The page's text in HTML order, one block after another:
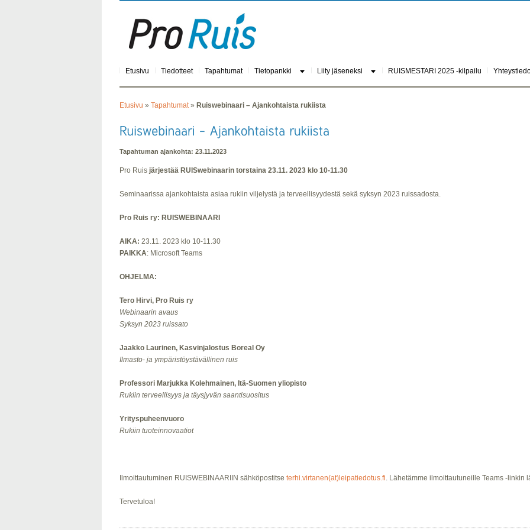
Etusivu Tiedotteet Tapahtumat Tietopankki Liity jäseneksi RUISMESTARI 2025 -kilpailu
Etusivu » Tapahtumat» Ruiswebinaari – Ajankohtaista rukiista
Tapahtuman ajankohta: 23.11.2023
Pro Ruis järjestää RUISwebinaarin torstaina 23.11. 2023 klo 10-11.30
Seminaarissa ajankohtaista asiaa rukiin viljelystä ja terveellisyydestä sekä syksyn 2023 ruissadosta.
Pro Ruis ry: RUISWEBINAARI
AIKA: 23.11. 2023 klo 10-11.30
PAIKKA: Microsoft Teams
OHJELMA:
Tero Hirvi, Pro Ruis ry
Webinaarin avaus
Syksyn 2023 ruissato
Jaakko Laurinen, Kasvinjalostus Boreal Oy
Ilmasto- ja ympäristöystävällinen ruis
Professori Marjukka Kolehmainen, Itä-Suomen yliopisto
Rukiin terveellisyys ja täysjyvän saantisuositus
Yrityspuheenvuoro
Rukiin tuoteinnovaatiot
Ilmoittautuminen RUISWEBINAARIIN sähköpostitse terhi.virtanen(at)leipatiedotus.fi. Lähetämme ilmoittautuneille Teams -linkin
Tervetuloa!